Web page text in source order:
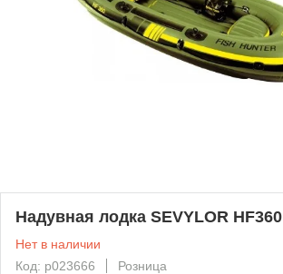
Надувная лодка SEVYLOR HF360
Нет в наличии
Код: p023666
Розница